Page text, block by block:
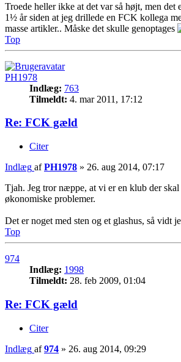
Troede heller ikke at det var så højt, men det
1½ år siden at jeg drillede en FCK kollega
masse artikler.. Måske det skulle genoptages
Top
PH1978
Indlæg: 763
Tilmeldt: 4. mar 2011, 17:12
Re: FCK gæld
Citer
Indlæg afPH1978 » 26. aug 2014, 07:17
Tjah. Jeg tror næppe, at vi er en klub der
økonomiske problemer.
Det er noget med sten og et glashus, så vidt
Top
974
Indlæg: 1998
Tilmeldt: 28. feb 2009, 01:04
Re: FCK gæld
Citer
Indlæg af974 » 26. aug 2014, 09:29